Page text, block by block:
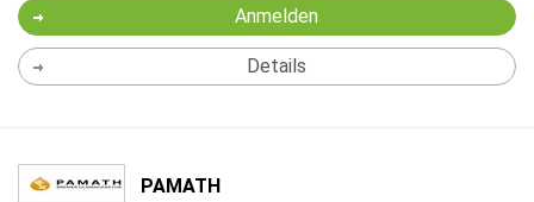
Anmelden
Details
PAMATH